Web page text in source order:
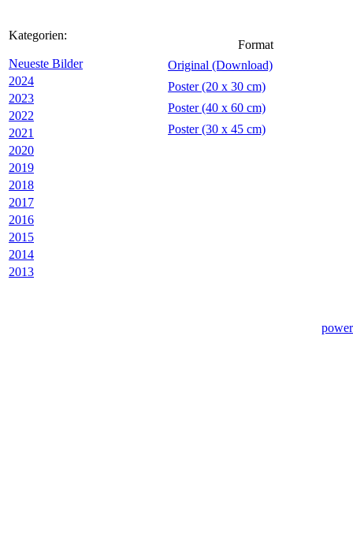
Kategorien:
Neueste Bilder
2024
2023
2022
2021
2020
2019
2018
2017
2016
2015
2014
2013
Format
Original (Download)
Poster (20 x 30 cm)
Poster (40 x 60 cm)
Poster (30 x 45 cm)